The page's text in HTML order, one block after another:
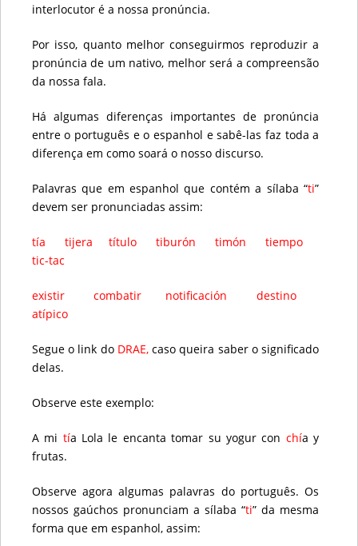
interlocutor é a nossa pronúncia.
Por isso, quanto melhor conseguirmos reproduzir a
pronúncia de um nativo, melhor será a compreensão
da nossa fala.
Há algumas diferenças importantes de pronúncia
entre o português e o espanhol e sabê-las faz toda a
diferença em como soará o nosso discurso.
Palavras que em espanhol que contém a sílaba “ti”
devem ser pronunciadas assim:
tía tijera título tiburón timón tiempo
tic-tac
existir combatir notificación destino
atípico
Segue o link do DRAE,caso queira saber o significado
delas.
Observe este exemplo:
A mi tía Lola le encanta tomar su yogur con chía y
frutas.
Observe agora algumas palavras do português. Os
nossos gaúchos pronunciam a sílaba “ti” da mesma
forma que em espanhol, assim: